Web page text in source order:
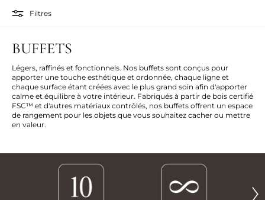
Filtres
BUFFETS
Légers, raffinés et fonctionnels. Nos buffets sont conçus pour
apporter une touche esthétique et ordonnée, chaque ligne et
chaque surface étant créées avec le plus grand soin afin d'apporter
calme et équilibre à votre intérieur. Fabriqués à partir de bois certifié
FSC™ et d'autres matériaux contrôlés, nos buffets offrent un espace
de rangement pour les objets que vous souhaitez cacher ou mettre
en valeur.